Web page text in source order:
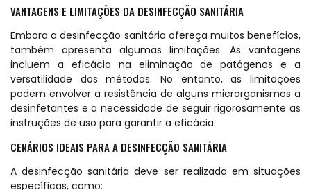
VANTAGENS E LIMITAÇÕES DA DESINFECÇÃO SANITÁRIA
Embora a desinfecção sanitária ofereça muitos benefícios,
também apresenta algumas limitações. As vantagens
incluem a eficácia na eliminação de patógenos e a
versatilidade dos métodos. No entanto, as limitações
podem envolver a resistência de alguns microrganismos a
desinfetantes e a necessidade de seguir rigorosamente as
instruções de uso para garantir a eficácia.
CENÁRIOS IDEAIS PARA A DESINFECÇÃO SANITÁRIA
A desinfecção sanitária deve ser realizada em situações
específicas, como: